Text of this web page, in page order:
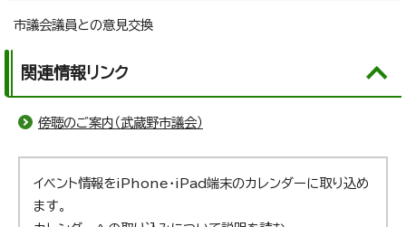
市議会議員との意見交換
関連情報リンク
傍聴のご案内（武蔵野市議会）
イベント情報をiPhone・iPad端末のカレンダーに取り込め
ます。